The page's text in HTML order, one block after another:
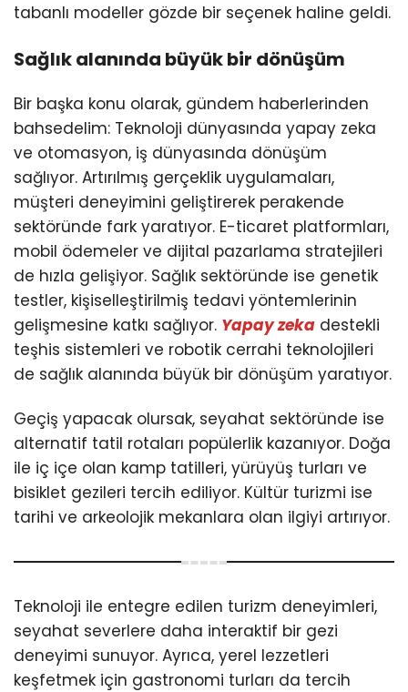
tabanlı modeller gözde bir seçenek haline geldi.
Sağlık alanında büyük bir dönüşüm
Bir başka konu olarak, gündem haberlerinden
bahsedelim: Teknoloji dünyasında yapay zeka
ve otomasyon, iş dünyasında dönüşüm
sağlıyor. Artırılmış gerçeklik uygulamaları,
müşteri deneyimini geliştirerek perakende
sektöründe fark yaratıyor. E-ticaret platformları,
mobil ödemeler ve dijital pazarlama stratejileri
de hızla gelişiyor. Sağlık sektöründe ise genetik
testler, kişiselleştirilmiş tedavi yöntemlerinin
gelişmesine katkı sağlıyor. Yapay zeka destekli
teşhis sistemleri ve robotik cerrahi teknolojileri
de sağlık alanında büyük bir dönüşüm yaratıyor.
Geçiş yapacak olursak, seyahat sektöründe ise
alternatif tatil rotaları popülerlik kazanıyor. Doğa
ile iç içe olan kamp tatilleri, yürüyüş turları ve
bisiklet gezileri tercih ediliyor. Kültür turizmi ise
tarihi ve arkeolojik mekanlara olan ilgiyi artırıyor.
Teknoloji ile entegre edilen turizm deneyimleri,
seyahat severlere daha interaktif bir gezi
deneyimi sunuyor. Ayrıca, yerel lezzetleri
keşfetmek için gastronomi turları da tercih